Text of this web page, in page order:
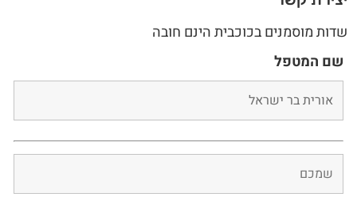
שדות מוסמנים בכוכבית הינם חובה
שם המטפל